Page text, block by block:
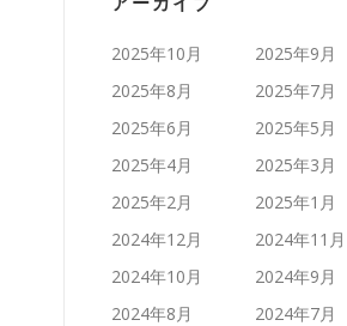
2025年10月
2025年9月
2025年8月
2025年7月
2025年6月
2025年5月
2025年4月
2025年3月
2025年2月
2025年1月
2024年12月
2024年11月
2024年10月
2024年9月
2024年8月
2024年7月